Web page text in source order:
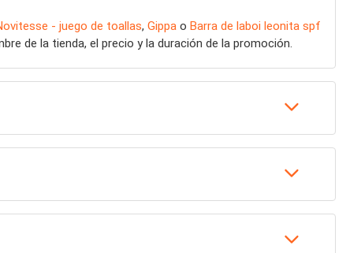
- juego de toallas, Gippa o Barra de laboi leonita spf
de la tienda, el precio y la duración de la promoción.